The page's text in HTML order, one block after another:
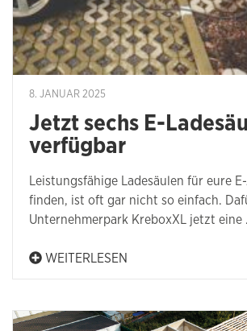
8. JANUAR 2025
Jetzt sechs E-
verfügbar
Leistungsfähige Ladesäulen für eure
finden, ist oft gar nicht so einfach.
Unternehmerpark KreboxXL jetzt eine
WEITERLESEN